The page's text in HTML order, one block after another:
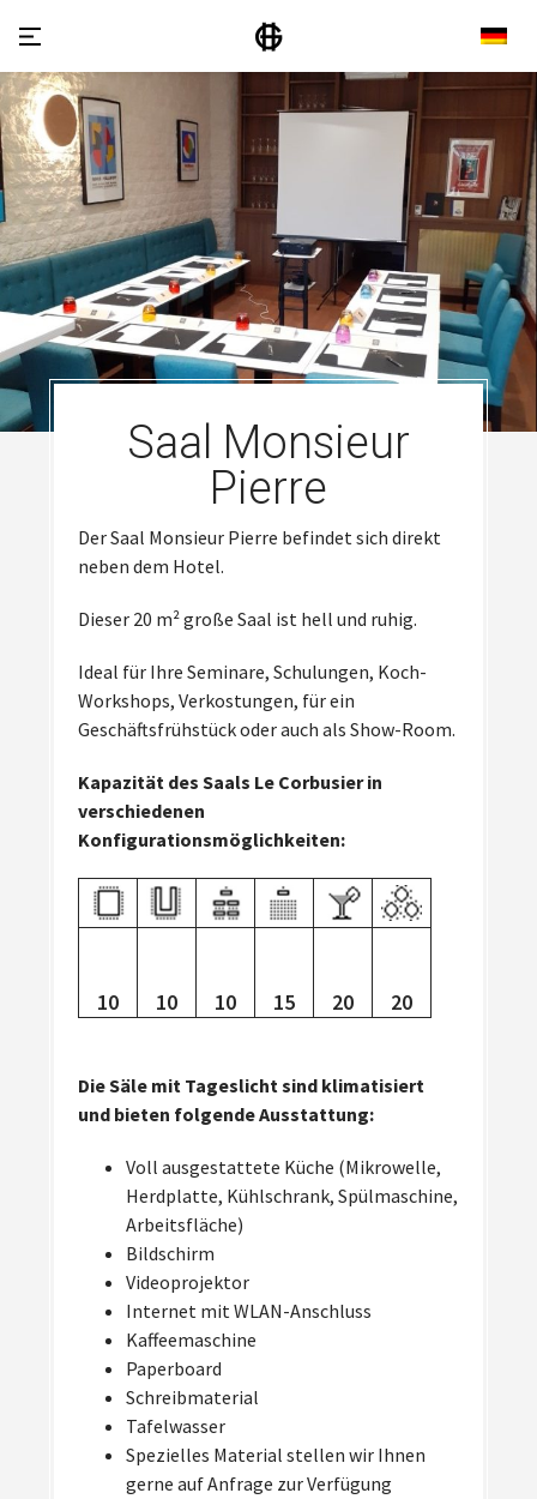
Saal Monsieur
Pierre
Der Saal Monsieur Pierre befindet sich direkt
neben dem Hotel.
Dieser 20 m² große Saal ist hell und ruhig.
Ideal für Ihre Seminare, Schulungen, Koch-
Workshops, Verkostungen, für ein
Geschäftsfrühstück oder auch als Show-Room.
Kapazität des Saals Le Corbusier in
verschiedenen
Konfigurationsmöglichkeiten:
10 10 10 15 20 20
Die Säle mit Tageslicht sind klimatisiert
und bieten folgende Ausstattung:
Voll ausgestattete Küche (Mikrowelle,
Herdplatte, Kühlschrank, Spülmaschine,
Arbeitsfläche)
Bildschirm
Videoprojektor
Internet mit WLAN-Anschluss
Kaffeemaschine
Paperboard
Schreibmaterial
Tafelwasser
Spezielles Material stellen wir Ihnen
gerne auf Anfrage zur Verfügung